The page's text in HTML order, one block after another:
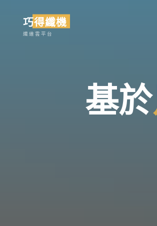
content
巧得纖機
纖維雲平台
基於